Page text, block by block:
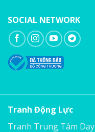
SOCIAL NETWORK
Tranh Động Lực
Tranh Trung Tâm Dạy